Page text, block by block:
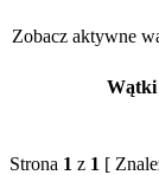
Zobacz aktywne
Wątki
Strona 1 z 1 [